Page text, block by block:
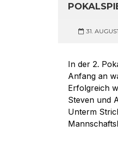
31.
In der 2.
Anfang an
Erfolgreich
Steven und
Unterm